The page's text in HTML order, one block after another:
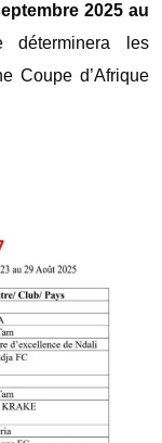
2025 au
déterminera les
Coupe d’Afrique